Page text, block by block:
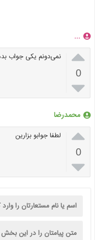
...

0

نمی‌دونم یکی جواب
محمدرضا

0

لطفا جوابو بزارین